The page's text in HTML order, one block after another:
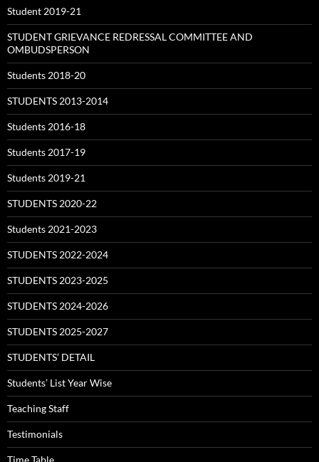
Student 2019-21
STUDENT GRIEVANCE REDRESSAL COMMITTEE AND
OMBUDSPERSON
Students 2018-20
STUDENTS 2013-2014
Students 2016-18
Students 2017-19
Students 2019-21
STUDENTS 2020-22
Students 2021-2023
STUDENTS 2022-2024
STUDENTS 2023-2025
STUDENTS 2024-2026
STUDENTS 2025-2027
STUDENTS’ DETAIL
Students’ List Year Wise
Teaching Staff
Testimonials